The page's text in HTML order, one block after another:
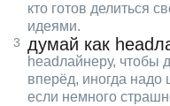
кто готов делиться
идеями.
думай как
headлайнеру, чтобы
вперёд, иногда надо
если немного